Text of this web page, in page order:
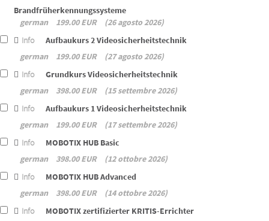
Brandfrüherkennungssysteme
german
199.00 EUR
26 agosto 2026
Info
Aufbaukurs 2 Videosicherheitstechnik
german
199.00 EUR
27 agosto 2026
Info
Grundkurs Videosicherheitstechnik
german
398.00 EUR
15 settembre 2026
Info
Aufbaukurs 1 Videosicherheitstechnik
german
199.00 EUR
17 settembre 2026
Info
MOBOTIX HUB Basic
german
398.00 EUR
12 ottobre 2026
Info
MOBOTIX HUB Advanced
german
398.00 EUR
14 ottobre 2026
Info
MOBOTIX zertifizierter KRITIS-Errichter